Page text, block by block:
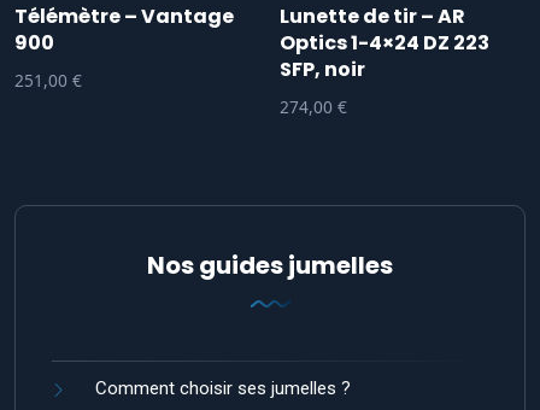
Télémètre – Vantage
900
251,00 €
Lunette de tir – AR
Optics 1-4×24 DZ 223
SFP, noir
274,00€
Nos guides jumelles
Comment choisir ses jumelles ?